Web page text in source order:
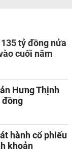
tỷ đồng nửa
cuối năm
Hưng Thịnh
đồng
hành cổ phiếu
khoản